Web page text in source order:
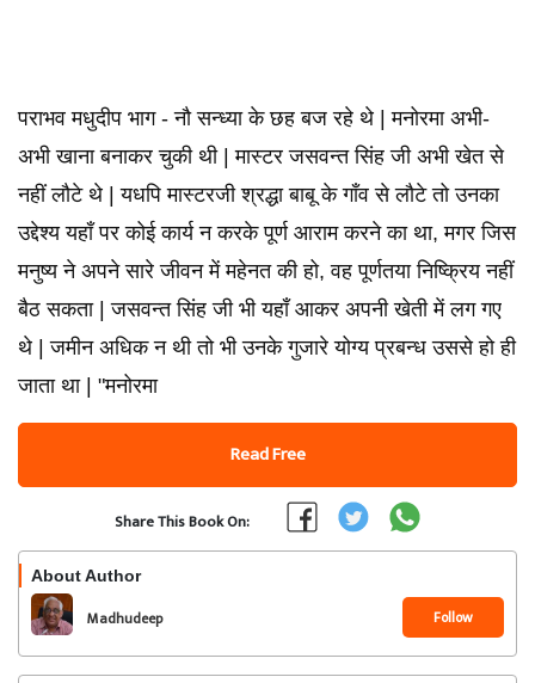
पराभव मधुदीप भाग - नौ सन्ध्या के छह बज रहे थे | मनोरमा अभी-
अभी खाना बनाकर चुकी थी | मास्टर जसवन्त सिंह जी अभी खेत से
नहीं लौटे थे | यधपि मास्टरजी श्रद्धा बाबू के गाँव से लौटे तो उनका
उद्देश्य यहाँ पर कोई कार्य न करके पूर्ण आराम करने का था, मगर जिस
मनुष्य ने अपने सारे जीवन में महेनत की हो, वह पूर्णतया निष्क्रिय नहीं
बैठ सकता | जसवन्त सिंह जी भी यहाँ आकर अपनी खेती में लग गए
थे | जमीन अधिक न थी तो भी उनके गुजारे योग्य प्रबन्ध उससे हो ही
जाता था | "मनोरमा
Read Free
Share This Book On:
About Author
Madhudeep Follow